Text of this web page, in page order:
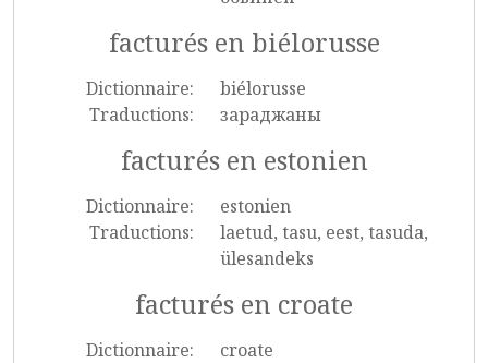
facturés en biélorusse
Dictionnaire:
biélorusse
Traductions:
зараджаны
facturés en estonien
Dictionnaire:
estonien
Traductions:
laetud, tasu, eest, tasuda,
ülesandeks
facturés en croate
Dictionnaire:
croate